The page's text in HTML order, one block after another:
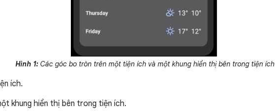
Hình 1: Các góc bo tròn trên một tiện ích và một khung hiển thị bên trong tiện ích
ích.
khung hiển thị bên trong tiện ích.